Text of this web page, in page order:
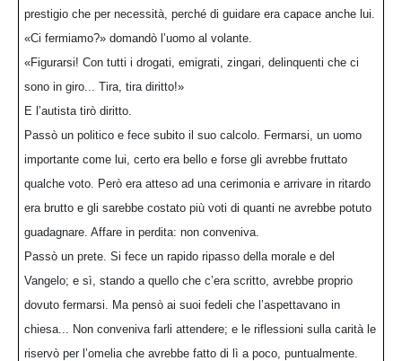
prestigio che per necessità, perché di guidare era capace anche lui.
«Ci fermiamo?» domandò l’uomo al volante.
«Figurarsi! Con tutti i drogati, emigrati, zingari, delinquenti che ci
sono in giro... Tira, tira diritto!»
E l’autista tirò diritto.
Passò un politico e fece subito il suo calcolo. Fermarsi, un uomo
importante come lui, certo era bello e forse gli avrebbe fruttato
qualche voto. Però era atteso ad una cerimonia e arrivare in ritardo
era brutto e gli sarebbe costato più voti di quanti ne avrebbe potuto
guadagnare. Affare in perdita: non conveniva.
Passò un prete. Si fece un rapido ripasso della morale e del
Vangelo; e sì, stando a quello che c’era scritto, avrebbe proprio
dovuto fermarsi. Ma pensò ai suoi fedeli che l’aspettavano in
chiesa... Non conveniva farli attendere; e le riflessioni sulla carità le
riservò per l’omelia che avrebbe fatto di lì a poco, puntualmente.